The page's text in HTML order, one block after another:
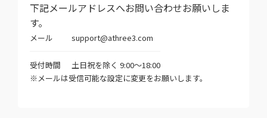
下記メールアドレスへお問い合わせお願いしま
す。
メール support@athree3.com
受付時間
土日祝を除く 9:00～18:00
※メールは受信可能な設定に変更をお願いします。